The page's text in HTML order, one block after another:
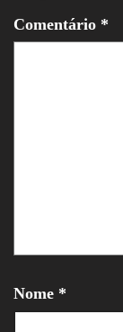
Comentário *
Nome *